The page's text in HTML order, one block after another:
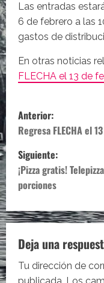
Las entradas
6 de febrero a las
gastos de
En otras noticias
FLECHA el 13 de
N
a
v
e
g
a
c
Anterior:
Regresa FLECHA el
Siguiente:
¡Pizza gratis!
porciones
Deja una
Tu dirección de